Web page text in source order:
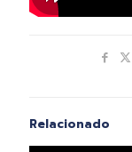
Relacionado